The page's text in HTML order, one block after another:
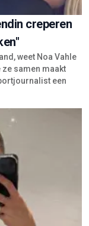
creperen
weet Noa Vahle
samen maakt
een